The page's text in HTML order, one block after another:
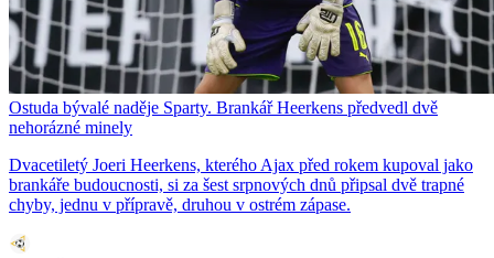
Ostuda bývalé naděje Sparty. Brankář Heerkens předvedl dvě
nehorázné minely
Dvacetiletý Joeri Heerkens, kterého Ajax před rokem kupoval jako
brankáře budoucnosti, si za šest srpnových dnů připsal dvě trapné
chyby, jednu v přípravě, druhou v ostrém zápase.